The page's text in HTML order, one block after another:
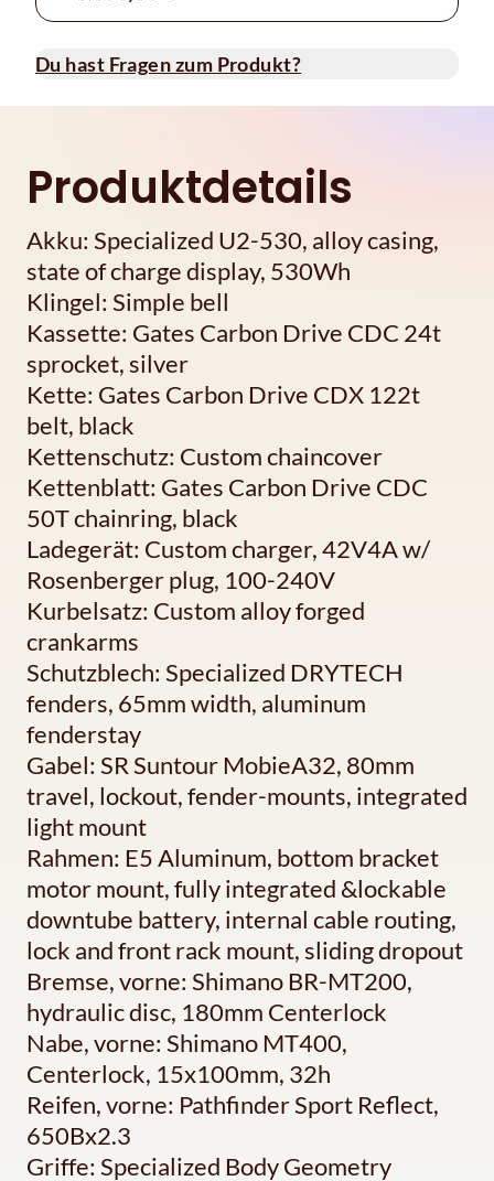
Du hast Fragen zum Produkt?
Produktdetails
Akku: Specialized U2-530, alloy casing,
state of charge display, 530Wh
Klingel: Simple bell
Kassette: Gates Carbon Drive CDC 24t
sprocket, silver
Kette: Gates Carbon Drive CDX 122t
belt, black
Kettenschutz: Custom chaincover
Kettenblatt: Gates Carbon Drive CDC
50T chainring, black
Ladegerät: Custom charger, 42V4A w/
Rosenberger plug, 100-240V
Kurbelsatz: Custom alloy forged
crankarms
Schutzblech: Specialized DRYTECH
fenders, 65mm width, aluminum
fenderstay
Gabel: SR Suntour MobieA32, 80mm
travel, lockout, fender-mounts, integrated
light mount
Rahmen: E5 Aluminum, bottom bracket
motor mount, fully integrated &lockable
downtube battery, internal cable routing,
lock and front rack mount, sliding dropout
Bremse, vorne: Shimano BR-MT200,
hydraulic disc, 180mm Centerlock
Nabe, vorne: Shimano MT400,
Centerlock, 15x100mm, 32h
Reifen, vorne: Pathfinder Sport Reflect,
650Bx2.3
Griffe: Specialized Body Geometry